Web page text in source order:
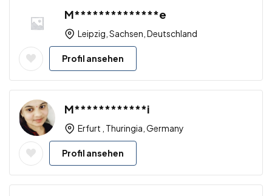
M**************e
Leipzig, Sachsen, Deutschland
Profil ansehen
M************i
Erfurt , Thuringia, Germany
Profil ansehen